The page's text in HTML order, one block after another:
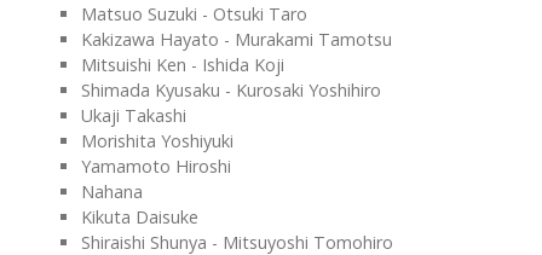
Matsuo Suzuki - Otsuki Taro
Kakizawa Hayato - Murakami Tamotsu
Mitsuishi Ken - Ishida Koji
Shimada Kyusaku - Kurosaki Yoshihiro
Ukaji Takashi
Morishita Yoshiyuki
Yamamoto Hiroshi
Nahana
Kikuta Daisuke
Shiraishi Shunya - Mitsuyoshi Tomohiro